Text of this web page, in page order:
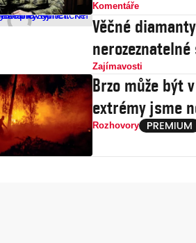
Komentáře
Věčné
Zajímavosti
Brzo může být
extrémy jsme
Rozhovory